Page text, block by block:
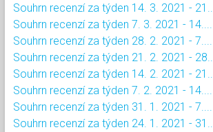
Souhrn recenzí za týden 14. 3. 2021 - 21....
Souhrn recenzí za týden 7. 3. 2021 - 14....
Souhrn recenzí za týden 28. 2. 2021 - 7....
Souhrn recenzí za týden 21. 2. 2021 - 28....
Souhrn recenzí za týden 14. 2. 2021 - 21....
Souhrn recenzí za týden 7. 2. 2021 - 14....
Souhrn recenzí za týden 31. 1. 2021 - 7....
Souhrn recenzí za týden 24. 1. 2021 - 31....